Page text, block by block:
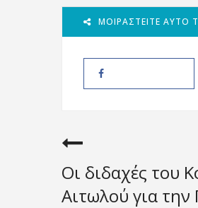
ΜΟΙΡΑΣΤΕΊΤΕ ΑΥΤΌ
Οι διδαχές του
Αιτωλού για την